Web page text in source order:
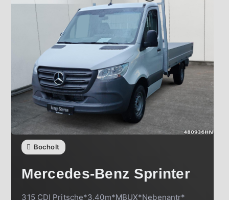
Bocholt
Mercedes-Benz Sprinter
315 CDI Pritsche*3,40m*MBUX*Nebenantr*